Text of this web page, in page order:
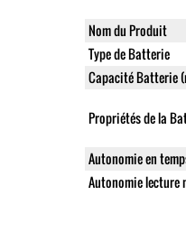
Nom du Produit
Type de Batterie
Capacité Batterie
Propriétés de la
Autonomie en
Autonomie lecture